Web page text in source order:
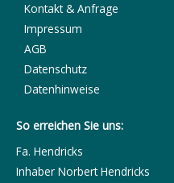
Kontakt & Anfrage
Impressum
AGB
Datenschutz
Datenhinweise
So erreichen Sie uns:
Fa. Hendricks
Inhaber Norbert Hendricks